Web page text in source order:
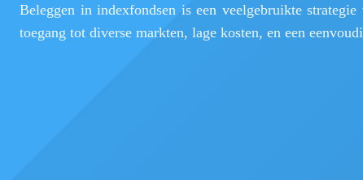
Beleggen in indexfondsen is een veelgebruikte
toegang tot diverse markten, lage kosten, en een